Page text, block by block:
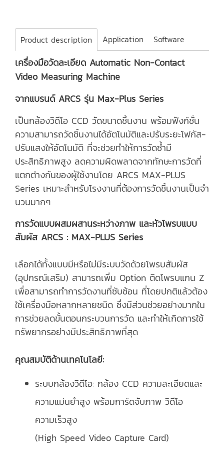
Product description Application Software
เครื่องมือวัดละเอียด Automatic Non-Contact
Video Measuring Machine
จากแบรนด์ ARCS รุ่น Max-Plus Series
เป็นกล้องวิดีโอ CCD วัดขนาดชิ้นงาน พร้อมฟังก์ชั่น
ความสามารถวัดชิ้นงานได้อัตโนมัติและปรับระยะโฟกัส-
ปรับแสงให้อัตโนมัติ ที่จะช่วยทำให้การวัดซ้ำมี
ประสิทธิภาพสูง ลดความผิดพลาดจากทักษะการวัดที่
แตกต่างกันของผู้ใช้งานโดย ARCS MAX-PLUS
Series เหมาะสำหรับโรงงานที่ต้องการวัดชิ้นงานเป็นจำ
นวนมากๆ
การวัดแบบผสมผสานระหว่างภาพ และหัวโพรบแบบ
สัมผัส ARCS : MAX-PLUS Series
เลือกได้ทั้งแบบมีหรือไม่มีระบบวัดด้วยโพรบสัมผัส
(อุปกรณ์เสริม) สามารถเพิ่ม Option ติดโพรบแกน Z
เพื่อสามารถทำการวัดงานที่ซับซ้อน ที่โดยปกติแล้วต้อง
ใช้เครื่องมือหลากหลายชนิด ซึ่งมีส่วนช่วยอย่างมากใน
การช่วยลดขั้นตอนกระบวนการวัด และทำให้เกิดการใช้
ทรัพยากรอย่างมีประสิทธิภาพที่สุด
คุณสมบัติด้านเทคโนโลยี:
ระบบกล้องวิดีโอ: กล้อง CCD ความละเอียดและ
ความแม่นยำสูง พร้อมการ์ดจับภาพ วิดีโอ
ความเร็วสูง
(High Speed Video Capture Card)